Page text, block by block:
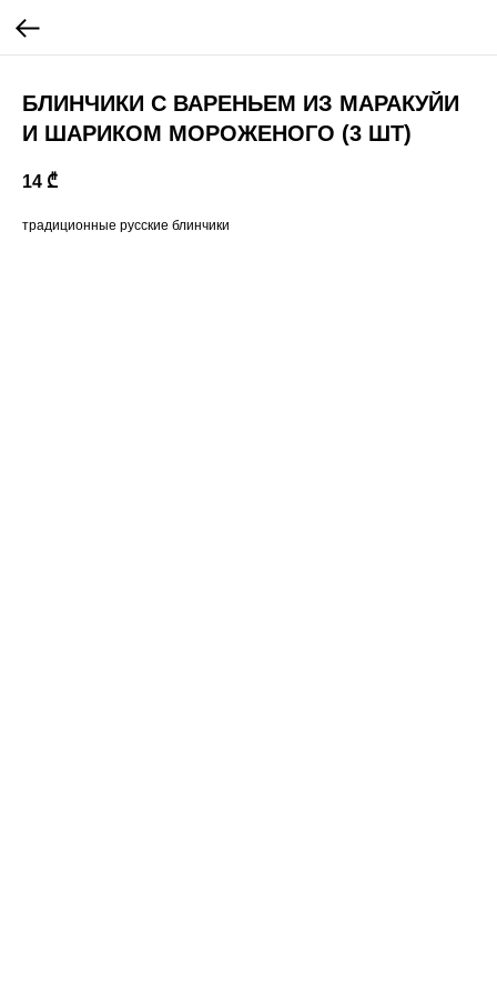
БЛИНЧИКИ С ВАРЕНЬЕМ ИЗ МАРАКУЙИ
И ШАРИКОМ МОРОЖЕНОГО (3 ШТ)
14 ₾
традиционные русские блинчики